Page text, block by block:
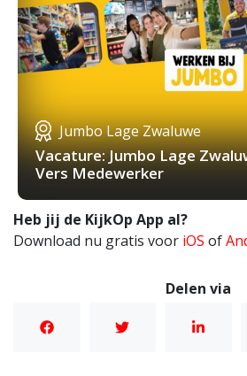
Jumbo Lage Zwaluwe
Vacature: Jumbo Lage
Vers Medewerker
Heb jij de KijkOp App al?
Download nu gratis voor iOS of
Delen via